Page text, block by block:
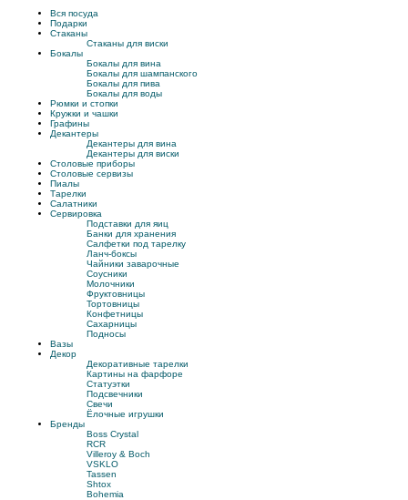
Вся посуда
Подарки
Стаканы
Стаканы для виски
Бокалы
Бокалы для вина
Бокалы для шампанского
Бокалы для пива
Бокалы для воды
Рюмки и стопки
Кружки и чашки
Графины
Декантеры
Декантеры для вина
Декантеры для виски
Столовые приборы
Столовые сервизы
Пиалы
Тарелки
Салатники
Сервировка
Подставки для яиц
Банки для хранения
Салфетки под тарелку
Ланч-боксы
Чайники заварочные
Соусники
Молочники
Фруктовницы
Тортовницы
Конфетницы
Сахарницы
Подносы
Вазы
Декор
Декоративные тарелки
Картины на фарфоре
Статуэтки
Подсвечники
Свечи
Ёлочные игрушки
Бренды
Boss Crystal
RCR
Villeroy & Boch
VSKLO
Tassen
Shtox
Bohemia